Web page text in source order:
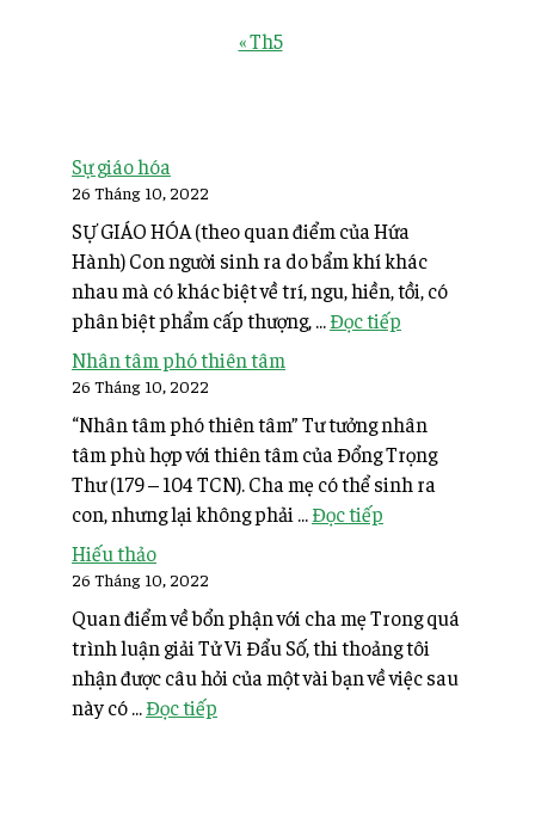
« Th5
Sự giáo hóa
26 Tháng 10, 2022
SỰ GIÁO HÓA (theo quan điểm của Hứa
Hành) Con người sinh ra do bẩm khí khác
nhau mà có khác biệt về trí, ngu, hiền, tồi, có
phân biệt phẩm cấp thượng, ...Đọc tiếp
Nhân tâm phó thiên tâm
26 Tháng 10, 2022
“Nhân tâm phó thiên tâm” Tư tưởng nhân
tâm phù hợp với thiên tâm của Đổng Trọng
Thư (179 – 104 TCN). Cha mẹ có thể sinh ra
con, nhưng lại không phải ...Đọc tiếp
Hiếu thảo
26 Tháng 10, 2022
Quan điểm về bổn phận với cha mẹ Trong quá
trình luận giải Tử Vi Đẩu Số, thi thoảng tôi
nhận được câu hỏi của một vài bạn về việc sau
này có ...Đọc tiếp